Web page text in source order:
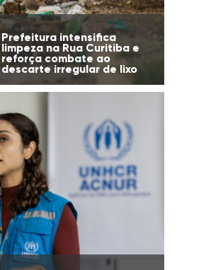
Prefeitura intensifica
limpeza na Rua Curitiba e
reforça combate ao
descarte irregular de lixo